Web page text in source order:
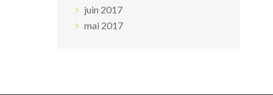
juin 2017
mai 2017